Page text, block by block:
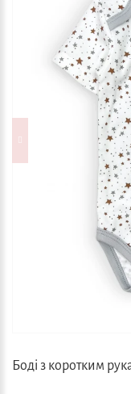
Боді з коротким